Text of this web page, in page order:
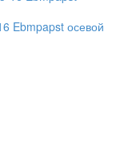
Ebmpapst осевой